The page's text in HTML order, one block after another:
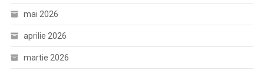
mai 2026
aprilie 2026
martie 2026